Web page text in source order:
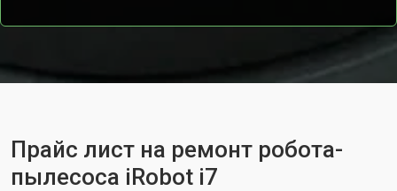
Прайс лист на ремонт робота-
пылесоса iRobot i7